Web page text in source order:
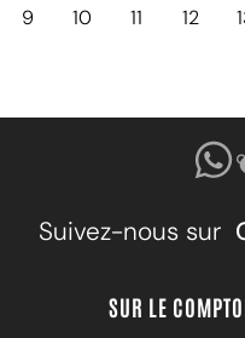
9
10 11 12
Suivez-nous sur
SUR LE